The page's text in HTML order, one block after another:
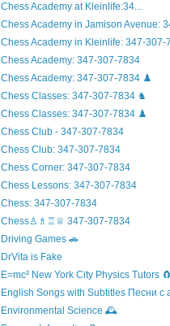
Chess Academy at Kleinlife:34...
Chess Academy in Jamison
Chess Academy in Kleinlife:
Chess Academy: 347-307-7834
Chess Academy: 347-307-7834 ♟️
Chess Classes: 347-307-7834 ♞
Chess Classes: 347-307-7834 ♟️
Chess Club - 347-307-7834
Chess Club: 347-307-7834
Chess Corner: 347-307-7834
Chess Lessons: 347-307-7834
Chess: 347-307-7834
Chess♙♗♖♕ 347-307-7834
Driving Games 🚗
DrVita is Fake
E=mc² New York City Physics Tutors 🧲
English Songs with Subtitles Песни с
Environmental Science 🕰️